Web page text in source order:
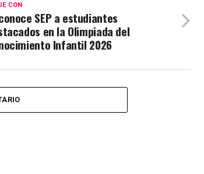
CON
SEP a estudiantes
en la Olimpiada del
Infantil 2026